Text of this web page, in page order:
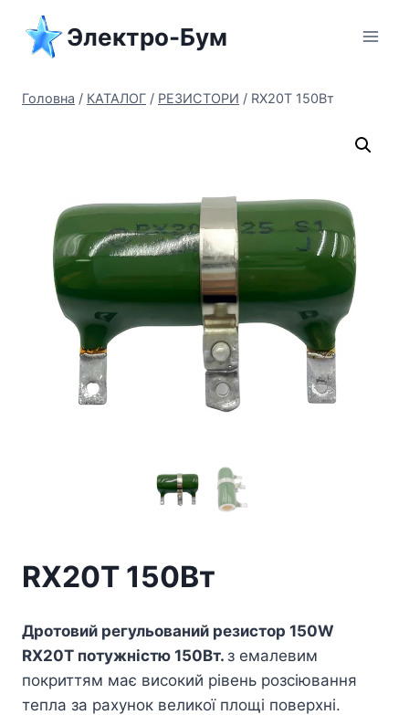
Перейти
вмісту
Электро-Бум
Головна / КАТАЛОГ / РЕЗИСТОРИ / RX20T 150Вт
RX20T 150Вт
Дротовий регульований резистор 150W
RX20T потужністю 150Вт. з емалевим
покриттям має високий рівень розсіювання
тепла за рахунок великої площі поверхні.